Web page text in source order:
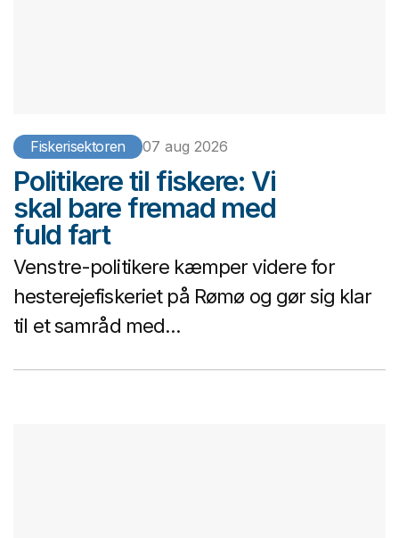
Fiskerisektoren 07 aug 2026
Politikere til fiskere: Vi
skal bare fremad med
fuld fart
Venstre-politikere kæmper videre for
hesterejefiskeriet på Rømø og gør sig klar
til et samråd med...